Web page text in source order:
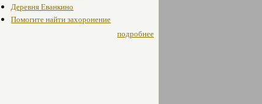
Деревня Еванкино
Помогите найти захоронение
подробнее